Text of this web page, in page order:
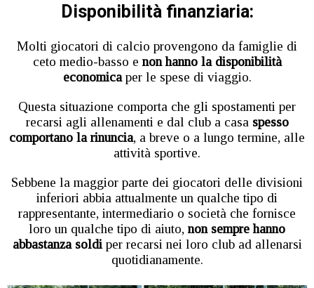
Disponibilità finanziaria:
Molti giocatori di calcio provengono da famiglie di
ceto medio-basso e non hanno la disponibilità
economicaper le spese di viaggio.
Questa situazione comporta che gli spostamenti per
recarsi agli allenamenti e dal club a casa spesso
comportano la rinuncia, a breve o a lungo termine, alle
attività sportive.
Sebbene la maggior parte dei giocatori delle divisioni
inferiori abbia attualmente un qualche tipo di
rappresentante, intermediario o società che fornisce
loro un qualche tipo di aiuto, non sempre hanno
abbastanza soldi per recarsi nei loro club ad allenarsi
quotidianamente.